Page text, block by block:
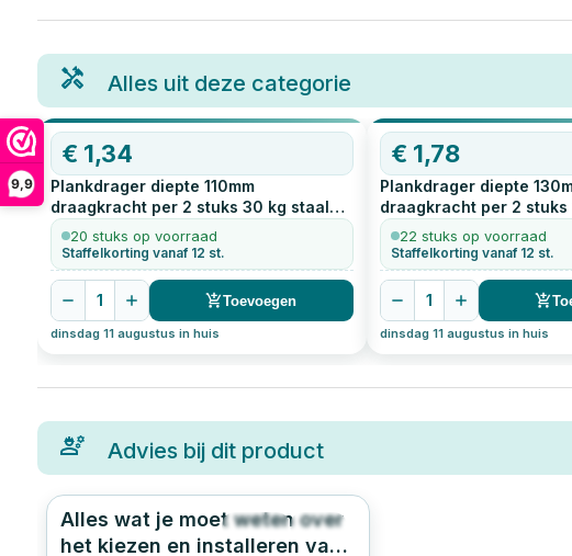
9,9
Alles uit deze categorie
€ 1,34
Plankdrager diepte 110mm
draagkracht per 2 stuks 30 kg staal
geperst zwart
stuks
20 stuks op voorraad
Staffelkorting vanaf 12 st.
1 Toevoegen
dinsdag 11 augustus in huis
€ 1,78
Plankdrager diepte
draagkracht per 2 stuks
geperst zwart
stuks
22 stuks op voorraad
Staffelkorting vanaf 12 st.
1
dinsdag 11 augustus in huis
Advies bij dit product
2031 5.0
Alles wat je moet weten over
het kiezen en installeren van